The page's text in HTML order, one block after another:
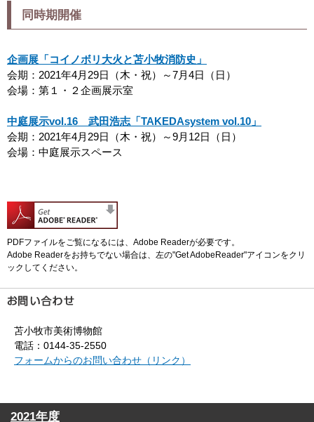
同時期開催
企画展「コイノボリ大火と苫小牧消防史」
会期：2021年4月29日（木・祝）～7月4日（日）
会場：第１・２企画展示室
中庭展示vol.16 武田浩志「TAKEDAsystem vol.10」
会期：2021年4月29日（木・祝）～9月12日（日）
会場：中庭展示スペース
PDFファイルをご覧になるには、Adobe Readerが必要です。
Adobe Readerをお持ちでない場合は、左の"Get AdobeReader"アイコンをクリ
ックしてください。
苫小牧市美術博物館
電話：0144-35-2550
フォームからのお問い合わせ（リンク）
2021年度